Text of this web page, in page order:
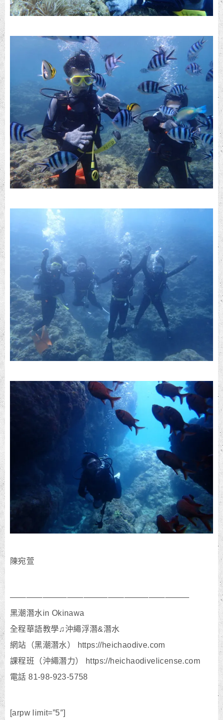
陳宛萱
——————————————————————
黑潮潛水in Okinawa
全程華語教學♫沖繩浮潛&潛水
網站（黑潮潛水） https://heichaodive.com
課程班（沖繩潛力） https://heichaodivelicense.com
電話 81-98-923-5758
[arpw limit=”5″]